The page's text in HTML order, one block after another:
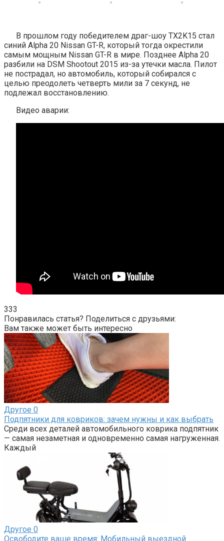
В прошлом году победителем драг-шоу TX2K15 стал
синий Alpha 20 Nissan GT-R, который тогда окрестили
самым мощным Nissan GT-R в мире. Позднее Alpha 20
разбили на DSM Shootout 2015 из-за утечки масла. Пилот
не пострадал, но автомобиль, который собирался с
целью преодолеть четверть мили за 7 секунд, не
подлежал восстановлению.
Видео аварии:
333
Понравилась статья? Поделиться с друзьями:
Вам также может быть интересно
Другое 0
Подпятники для ковриков: зачем нужны и как выбрать
Среди всех деталей автомобильного коврика подпятник
— самая незаметная и одновременно самая нагруженная.
Каждый
Другое 0
Освободите ваше время: Мобильный выездной